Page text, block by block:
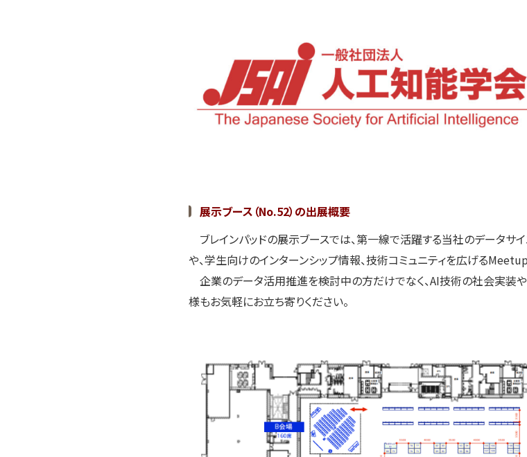
展示ブース（No.52）の出展概要
ブレインパッドの展示ブースでは、第一線で活躍する当社のデータサ
や、学生向けのインターンシップ情報、技術コミュニティを広げる
企業のデータ活用推進を検討中の方だけでなく、AI技術の社会実装
様もお気軽にお立ち寄りください。